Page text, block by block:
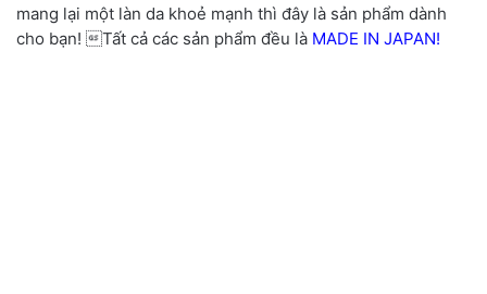
mang lại một làn da khoẻ mạnh thì đây là sản phẩm dành
cho bạn! Tất cả các sản phẩm đều là MADE IN JAPAN!